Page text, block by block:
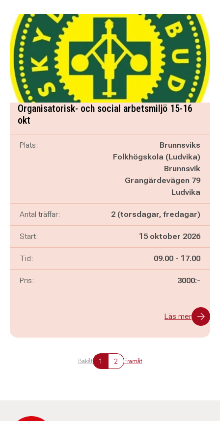
Organisatorisk- och social arbetsmiljö 15-16
okt
Plats:
Brunnsviks
Folkhögskola (Ludvika)
Brunnsvik
Grangärdevägen 79
Ludvika
Antal träffar: 2 (torsdagar, fredagar)
Start: 15 oktober 2026
Tid: Pågår mellan
09.00 - och
17.00
Pris: 3000:-
Läs mer
Bakåt 1 2 Framåt